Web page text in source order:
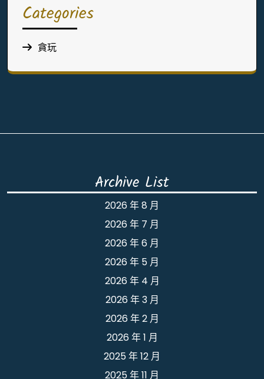
Categories
貪玩
Archive List
2026 年 8 月
2026 年 7 月
2026 年 6 月
2026 年 5 月
2026 年 4 月
2026 年 3 月
2026 年 2 月
2026 年 1 月
2025 年 12 月
2025 年 11 月